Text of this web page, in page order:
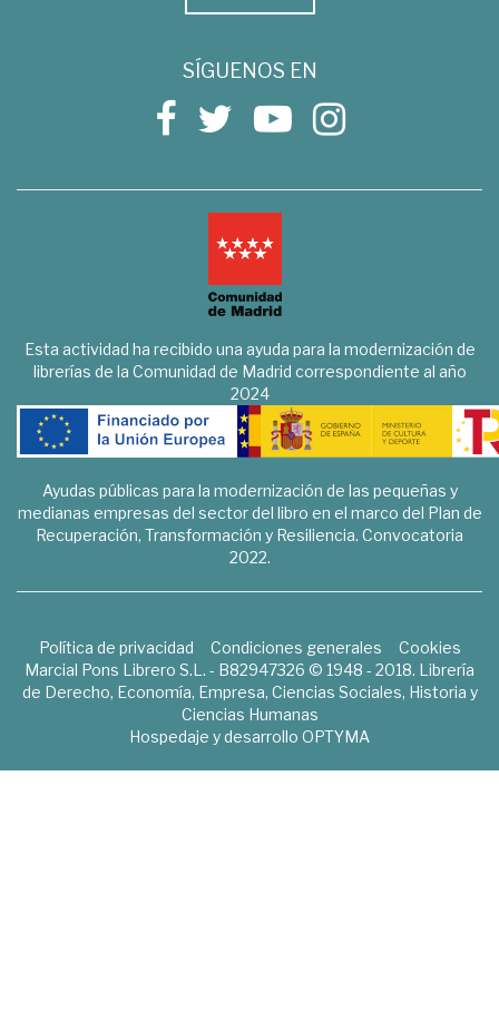
SÍGUENOS EN
Esta actividad ha recibido una ayuda para la modernización de
librerías de la Comunidad de Madrid correspondiente al año
2024
Ayudas públicas para la modernización de las pequeñas y
medianas empresas del sector del libro en el marco del Plan de
Recuperación, Transformación y Resiliencia. Convocatoria
2022.
Política de privacidad Condiciones generales
Cookies
Marcial Pons Librero S.L. - B82947326 © 1948 - 2018. Librería
de Derecho, Economía, Empresa, Ciencias Sociales, Historia y
Ciencias Humanas
Hospedaje y desarrollo OPTYMA